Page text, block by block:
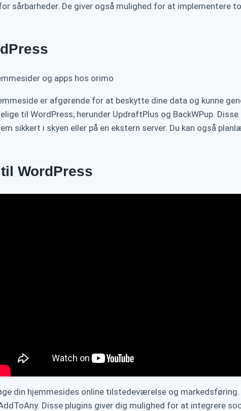
sårbarheder. De giver også mulighed for at
er afgørende for at beskytte dine data og kunne
til WordPress, herunder UpdraftPlus og BackWPup.
sikkert i skyen eller på en ekstern server. Du kan også
WordPress
din hjemmesides online tilstedeværelse og
Disse plugins giver dig mulighed for at integrere